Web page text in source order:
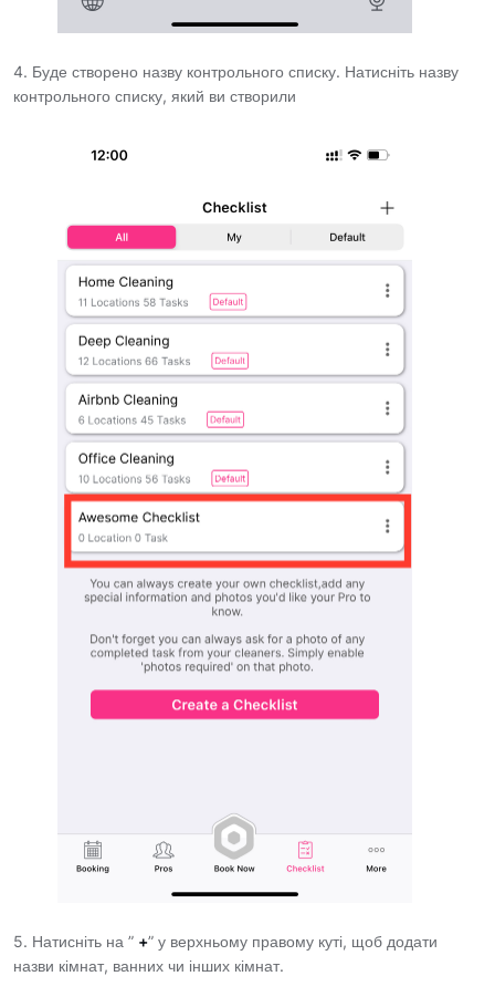
4. Буде створено назву контрольного списку. Натисніть назву
контрольного списку, який ви створили
5. Натисніть на ” +” у верхньому правому куті, щоб додати
назви кімнат, ванних чи інших кімнат.